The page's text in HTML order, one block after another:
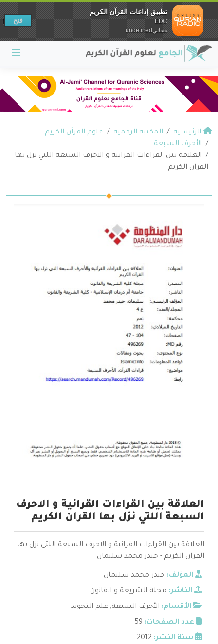
الرئيسية المكتبة الرقمية
علوم القرآن الكريم
الأحرف السبعة
العلاقة بين القراءات القرانية و الاحرف السبعة اللتي نزل بها
القران الكريم
العلاقة بين القراءات القرانية و الاحرف
السبعة اللتي نزل بها القران الكريم
العلاقة بين القراءات القرانية و الاحرف السبعة اللتي نزل بها
القران الكريم - حيدر محمد سليمان
المؤلف: حيدر محمد سليمان
الناشر: مجلة الشريعة و القانون
الأقسام: الأحرف السبعة, علم التجويد
عدد الصفحات: 59
سنة النشر: 2012
تطبيق إذاعات القرآن الكريم
EDC
مجانيundefined
فتح